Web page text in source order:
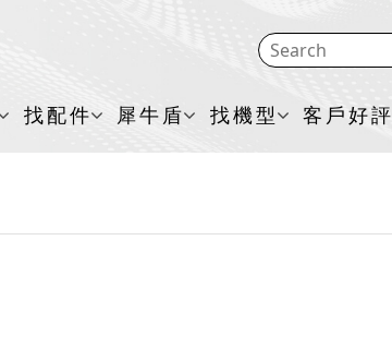
找配件 犀牛盾 找機型 客戶好評